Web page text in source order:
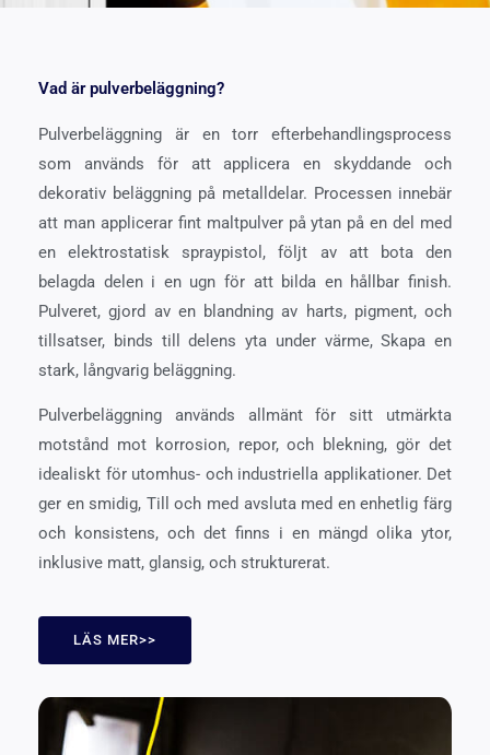
Vad är pulverbeläggning?
Pulverbeläggning är en torr efterbehandlingsprocess
som används för att applicera en skyddande och
dekorativ beläggning på metalldelar. Processen innebär
att man applicerar fint maltpulver på ytan på en del med
en elektrostatisk spraypistol, följt av att bota den
belagda delen i en ugn för att bilda en hållbar finish.
Pulveret, gjord av en blandning av harts, pigment, och
tillsatser, binds till delens yta under värme, Skapa en
stark, långvarig beläggning.
Pulverbeläggning används allmänt för sitt utmärkta
motstånd mot korrosion, repor, och blekning, gör det
idealiskt för utomhus- och industriella applikationer. Det
ger en smidig, Till och med avsluta med en enhetlig färg
och konsistens, och det finns i en mängd olika ytor,
inklusive matt, glansig, och strukturerat.
LÄS MER>>